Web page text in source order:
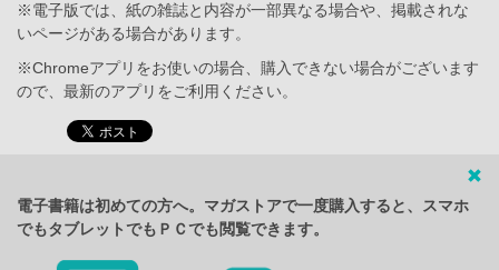
※電子版では、紙の雑誌と内容が一部異なる場合や、掲載されな
いページがある場合があります。
※Chromeアプリをお使いの場合、購入できない場合がございます
ので、最新のアプリをご利用ください。
電子書籍は初めての方へ。マガストアで一度購入すると、スマホ
でもタブレットでもＰＣでも閲覧できます。